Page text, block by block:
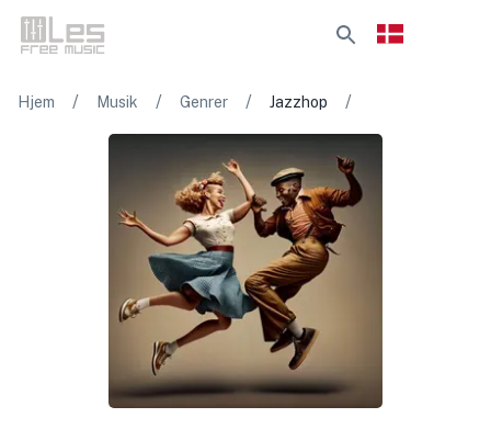
Hjem / Musik / Genrer / Jazzhop /